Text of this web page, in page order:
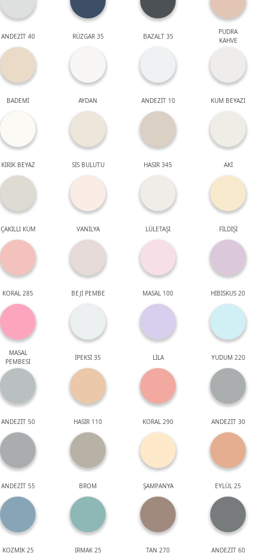
ANDEZİT 40 RÜZGAR 35 BAZALT 35
PUDRA
KAHVE
BADEMİ AYDAN ANDEZİT 10 KUM BEYAZI
KIRIK BEYAZ SİS BULUTU HASIR 345 AKİ
ÇAKILLI KUM VANİLYA LÜLETAŞI FİLDİŞİ
KORAL 285 BEJİ PEMBE MASAL 100 HİBİSKUS 20
MASAL
PEMBESİ
İPEKSİ 35 LİLA YUDUM 220
ANDEZİT 50 HASIR 110 KORAL 290 ANDEZİT 30
ANDEZİT 55 BROM ŞAMPANYA EYLÜL 25
KOZMİK 25 IRMAK 25 TAN 270 ANDEZİT 60